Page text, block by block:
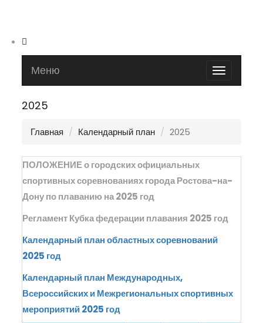
Toggle
Меню
2025
Главная Календарный план 2025
ПОЛОЖЕНИЕ о городских официальных
спортивных соревнованиях города Ростова-на-
Дону по плаванию на 2025 год
Регламент Кубка федерации плавания 2025 год
Календарный план областных соревнований
2025 год
Календарный план Международных,
Всероссийских и Межрегиональных спортивных
мероприятий 2025 год